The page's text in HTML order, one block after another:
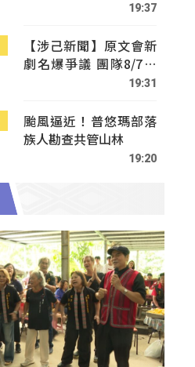
19:37
【涉己新聞】原文會新
劇名爆爭議 團隊8/7赴
19:31
颱風逼近！普悠瑪部落
族人勘查共管山林
19:20